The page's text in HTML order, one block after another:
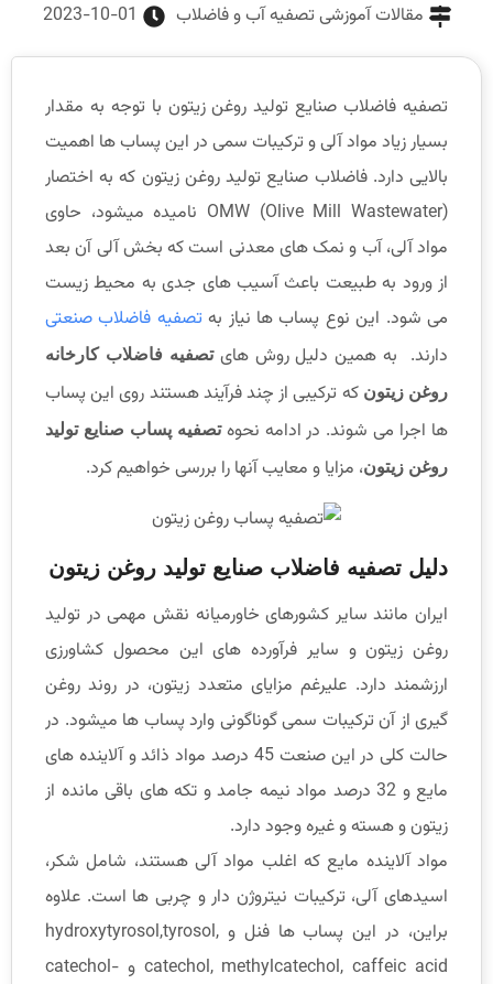
مقالات آموزشی تصفیه آب و فاضلاب 2023-10-01
تصفیه فاضلاب صنایع تولید روغن زیتون با توجه به مقدار
بسیار زیاد مواد آلی و ترکیبات سمی در این پساب ها اهمیت
بالایی دارد. فاضلاب صنایع تولید روغن زیتون که به اختصار
OMW (Olive Mill Wastewater) نامیده میشود، حاوی
مواد آلی، آب و نمک های معدنی است که بخش آلی آن بعد
از ورود به طبیعت باعث آسیب های جدی به محیط زیست
می شود. این نوع پساب ها نیاز به تصفیه فاضلاب صنعتی
دارند. به همین دلیل روش های تصفیه فاضلاب کارخانه
روغن زیتون که ترکیبی از چند فرآیند هستند روی این پساب
ها اجرا می شوند. در ادامه نحوهتصفیه پساب صنایع تولید
روغن زیتون، مزایا و معایب آنها را بررسی خواهیم کرد.
دلیل تصفیه فاضلاب صنایع تولید روغن زیتون
ایران مانند سایر کشورهای خاورمیانه نقش مهمی در تولید
روغن زیتون و سایر فرآورده های این محصول کشاورزی
ارزشمند دارد. علیرغم مزایای متعدد زیتون، در روند روغن
گیری از آن ترکیبات سمی گوناگونی وارد پساب ها میشود. در
حالت کلی در این صنعت 45 درصد مواد ذائد و آلاینده های
مایع و 32 درصد مواد نیمه جامد و تکه های باقی مانده از
زیتون و هسته و غیره وجود دارد.
مواد آلاینده مایع که اغلب مواد آلی هستند، شامل شکر،
اسیدهای آلی، ترکیبات نیتروژن دار و چربی ها است. علاوه
براین، در این پساب ها فنل و hydroxytyrosol,tyrosol,
catechol, methylcatechol, caffeic acid و catechol-